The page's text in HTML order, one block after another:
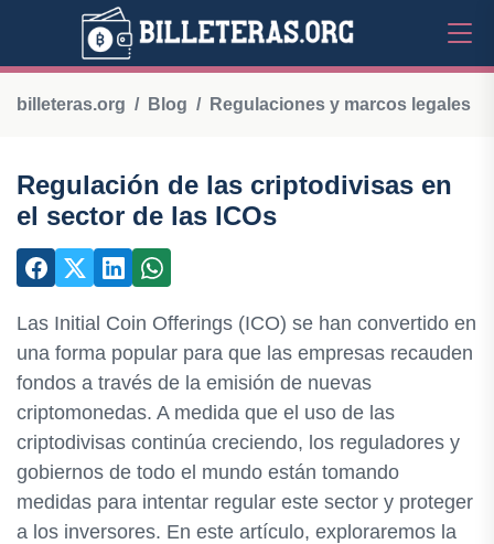
billeteras.org Blog Regulaciones y marcos legales
Regulación de las criptodivisas en
el sector de las ICOs
Las Initial Coin Offerings (ICO) se han convertido en
una forma popular para que las empresas recauden
fondos a través de la emisión de nuevas
criptomonedas. A medida que el uso de las
criptodivisas continúa creciendo, los reguladores y
gobiernos de todo el mundo están tomando
medidas para intentar regular este sector y proteger
a los inversores. En este artículo, exploraremos la